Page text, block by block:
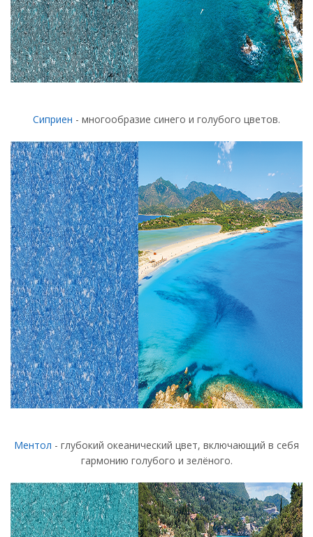
Сиприен - многообразие синего и голубого цветов.
Ментол - глубокий океанический цвет, включающий в себя
гармонию голубого и зелёного.